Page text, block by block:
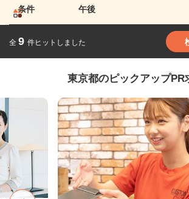
条件 午後
全 9 件ヒットしました
東京都のピックアップPR